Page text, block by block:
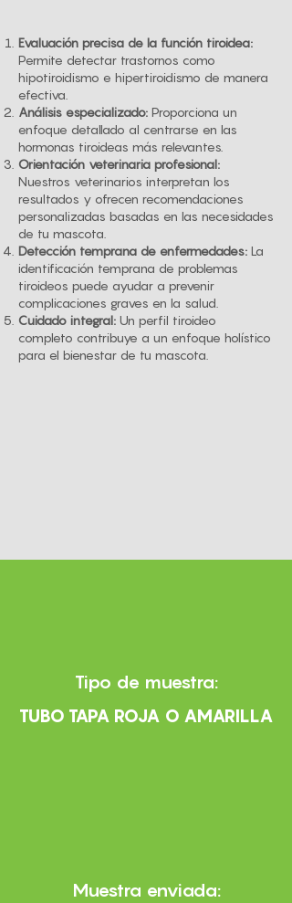
Evaluación precisa de la función tiroidea:
Permite detectar trastornos como
hipotiroidismo e hipertiroidismo de manera
efectiva.
Análisis especializado: Proporciona un
enfoque detallado al centrarse en las
hormonas tiroideas más relevantes.
Orientación veterinaria profesional:
Nuestros veterinarios interpretan los
resultados y ofrecen recomendaciones
personalizadas basadas en las necesidades
de tu mascota.
Detección temprana de enfermedades: La
identificación temprana de problemas
tiroideos puede ayudar a prevenir
complicaciones graves en la salud.
Cuidado integral: Un perfil tiroideo
completo contribuye a un enfoque holístico
para el bienestar de tu mascota.
Tipo de muestra:
TUBO TAPA ROJA O AMARILLA
Muestra enviada: